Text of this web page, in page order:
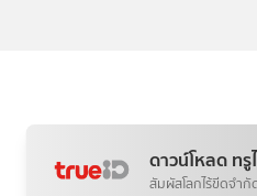
ดาวน์โหลด ทรู
สัมผัสโลกไร้ขีดจำ